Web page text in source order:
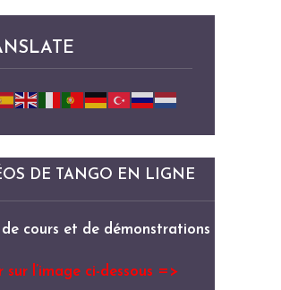
DE TANGO EN LIGNE
cours et de démonstrations
sur l’image ci-dessous =>